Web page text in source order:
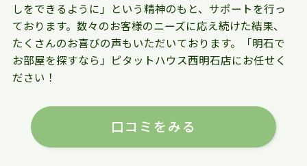
しをできるように」という精神のもと、サポートを行っ
ております。数々のお客様のニーズに応え続けた結果、
たくさんのお喜びの声もいただいております。「明石で
お部屋を探すなら」ピタットハウス西明石店にお任せく
ださい！
口コミをみる